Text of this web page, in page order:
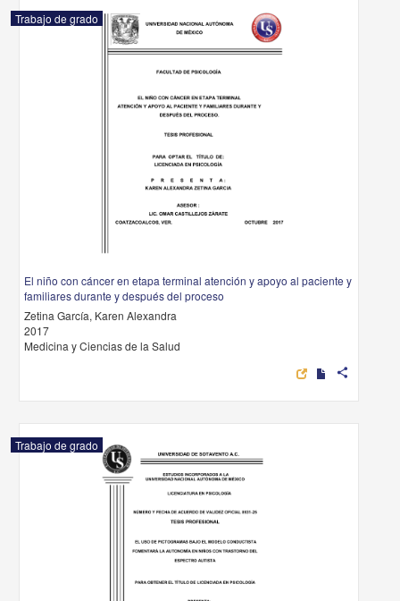
Trabajo de grado
El niño con cáncer en etapa terminal atención y apoyo al paciente y
familiares durante y después del proceso
Zetina García, Karen Alexandra
2017
Medicina y Ciencias de la Salud
share
Trabajo de grado